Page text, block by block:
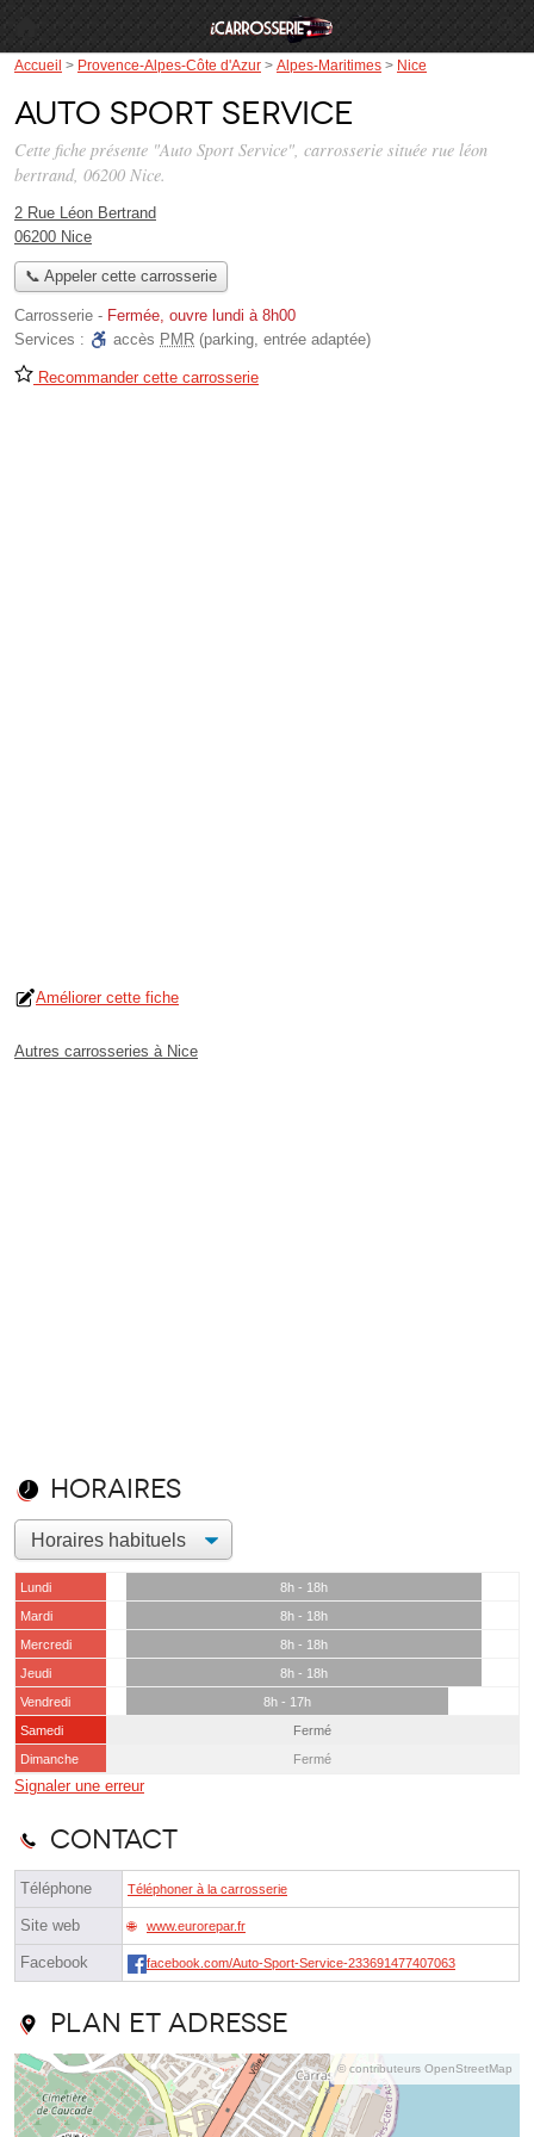
Accueil > Provence-Alpes-Côte d'Azur > Alpes-Maritimes > Nice
Auto Sport Service
Cette fiche présente "Auto Sport Service", carrosserie située rue léon
bertrand, 06200 Nice.
2 Rue Léon Bertrand
06200 Nice
📞 Appeler cette carrosserie
Carrosserie - Fermée, ouvre lundi à 8h00
Services :
accès PMR (parking, entrée adaptée)
Recommander cette carrosserie
Améliorer cette fiche
Autres carrosseries à Nice
Horaires
Lundi
8h - 18h
Mardi
8h - 18h
Mercredi
8h - 18h
Jeudi
8h - 18h
Vendredi
8h - 17h
Samedi
Fermé
Dimanche
Fermé
Signaler une erreur
Contact
Téléphone Téléphoner à la carrosserie
Site web www.eurorepar.fr
Facebook facebook.com/Auto-Sport-Service-233691477407063
Plan et adresse
© contributeurs OpenStreetMap